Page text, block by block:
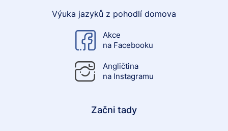
Výuka jazyků z pohodlí domova
Akce
na Facebooku
Angličtina
na Instagramu
Začni tady